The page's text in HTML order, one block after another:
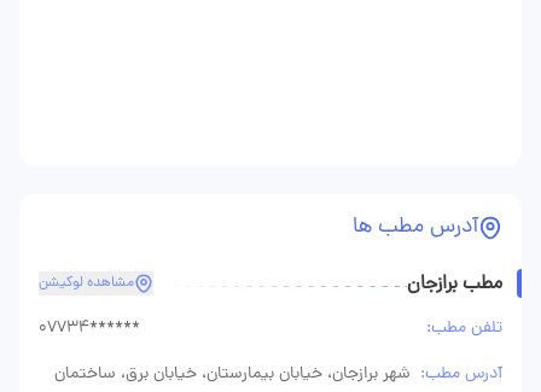
آدرس مطب ها
مطب برازجان مشاهده لوکیشن
تلفن مطب:
07734******
آدرس مطب: شهر برازجان، خیابان بیمارستان، خیابان برق، ساختمان